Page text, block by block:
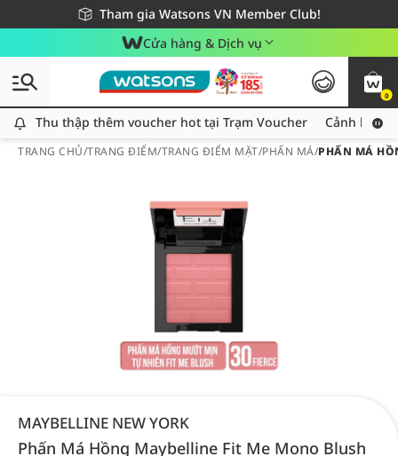
Tham gia Watsons VN Member Club!
Miễn phí giao hàng cho đơn hàng từ 249,000Đ
Giao hàng nhanh 24h - Áp dụng khu vực TP. Hồ Chí Minh
Cửa hàng & Dịch vụ
0
Thu thập thêm voucher hot tại Trạm Voucher
Thu thập thêm voucher hot tại Trạm Voucher Cảnh báo
TRANG CHỦ/TRANG ĐIỂM/TRANG ĐIỂM MẶT/PHẤN MÁ/PHẤN MÁ
MAYBELLINE NEW YORK
Phấn Má Hồng Maybelline Fit Me Mono Blush